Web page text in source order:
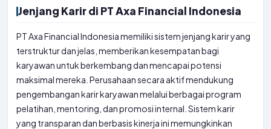
Jenjang Karir di PT Axa Financial Indonesia
PT Axa Financial Indonesia memiliki sistem jenjang karir yang
terstruktur dan jelas, memberikan kesempatan bagi
karyawan untuk berkembang dan mencapai potensi
maksimal mereka. Perusahaan secara aktif mendukung
pengembangan karir karyawan melalui berbagai program
pelatihan, mentoring, dan promosi internal. Sistem karir
yang transparan dan berbasis kinerja ini memungkinkan